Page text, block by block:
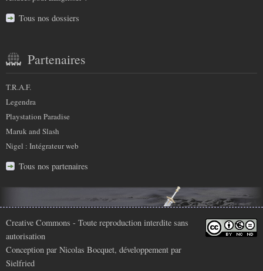
Tous nos dossiers
Partenaires
T.R.A.F.
Legendra
Playstation Paradise
Maruk and Slash
Nigel : Intégrateur web
Tous nos partenaires
Infos
légales
Creative Commons - Toute reproduction interdite sans
autorisation
Conception par Nicolas Bocquet, développement par
Sielfried